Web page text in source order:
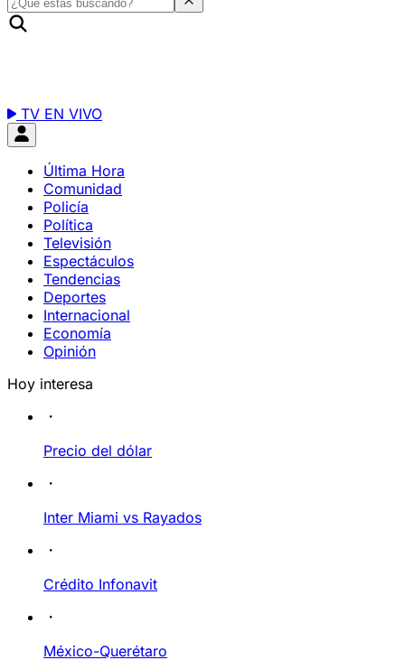
TV EN VIVO
Última Hora
Comunidad
Policía
Política
Televisión
Espectáculos
Tendencias
Deportes
Internacional
Economía
Opinión
Hoy interesa
Precio del dólar
Inter Miami vs Rayados
Crédito Infonavit
México-Querétaro